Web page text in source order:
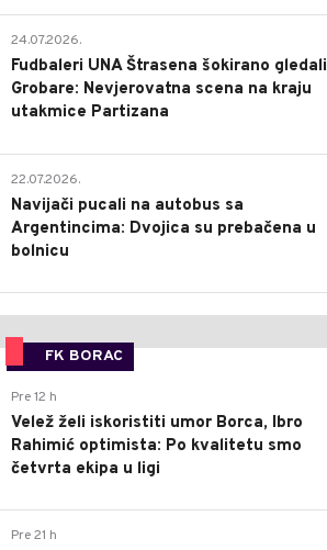
24.07.2026.
Fudbaleri UNA Štrasena šokirano gledali
Grobare: Nevjerovatna scena na kraju
utakmice Partizana
22.07.2026.
Navijači pucali na autobus sa
Argentincima: Dvojica su prebačena u
bolnicu
FK BORAC
Pre 12 h
Velež želi iskoristiti umor Borca, Ibro
Rahimić optimista: Po kvalitetu smo
četvrta ekipa u ligi
Pre 21 h